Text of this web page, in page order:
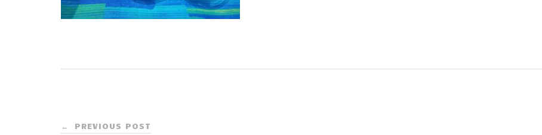
Post
← PREVIOUS POST